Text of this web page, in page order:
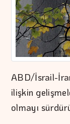
ABD/İsrail-
ilişkin
olmayı